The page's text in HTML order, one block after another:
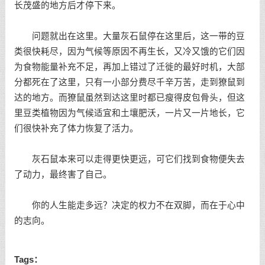
长茂盛的地方后才停下来。
问题就出在这里。大量灰石鼠停在这里后，这一带的豆
类很快耗尽，因为气候等原因不再生长，又冷又饿的它们因
为食物能量补充不足，再加上错过了迁徙的最好时机，大部
分都死在了这里，只有一小部分费尽千辛万苦，走到獠鼠到
达的地方。而獠鼠虽然到达这里时都已瘦得皮包骨头，但这
里豆类植物因为气候适宜和土壤肥沃，一片又一片地长，它
们很快补充了体力恢复了活力。
灰石鼠本来可以走得更快更远，可它们找到食物便失去
了动力，最终害了自己。
你的人生能走多远？决定的权力不在双脚，而在于心中
的志向。
Tags：